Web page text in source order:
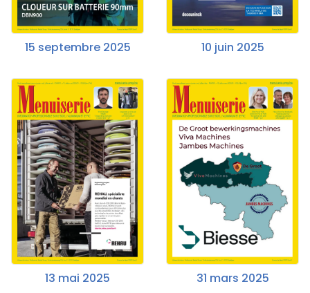
15 septembre 2025 10 juin 2025
13 mai 2025 31 mars 2025